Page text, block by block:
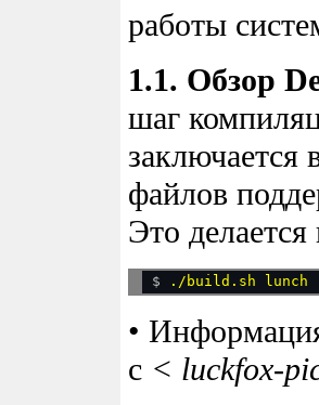
работы
1.1. Обзор
шаг
заключается
файлов
Это
$
•
с < luckfox-